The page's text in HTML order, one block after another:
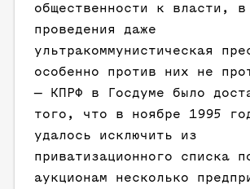
общественности к власти,
проведения даже
ультракоммунистическая
особенно против них не
— КПРФ в Госдуме было
того, что в ноябре 1995
удалось исключить из
приватизационного списка
аукционам несколько